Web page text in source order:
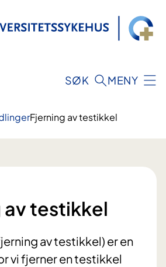
SØK MENY
Fjerning av testikkel
av testikkel
av testikkel) er en
vi fjerner en testikkel